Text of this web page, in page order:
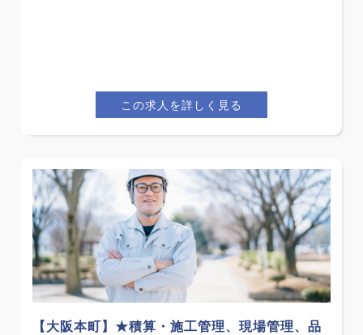
この求人を詳しく見る
【大阪本町】★積算・施工管理、現場管理、品